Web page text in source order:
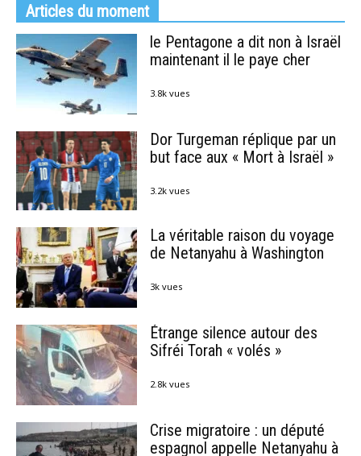
Articles du moment
le Pentagone a dit non à Israël
maintenant il le paye cher
3.8k vues
Dor Turgeman réplique par un
but face aux « Mort à Israël »
3.2k vues
La véritable raison du voyage
de Netanyahu à Washington
3k vues
Étrange silence autour des
Sifréi Torah « volés »
2.8k vues
Crise migratoire : un député
espagnol appelle Netanyahu à